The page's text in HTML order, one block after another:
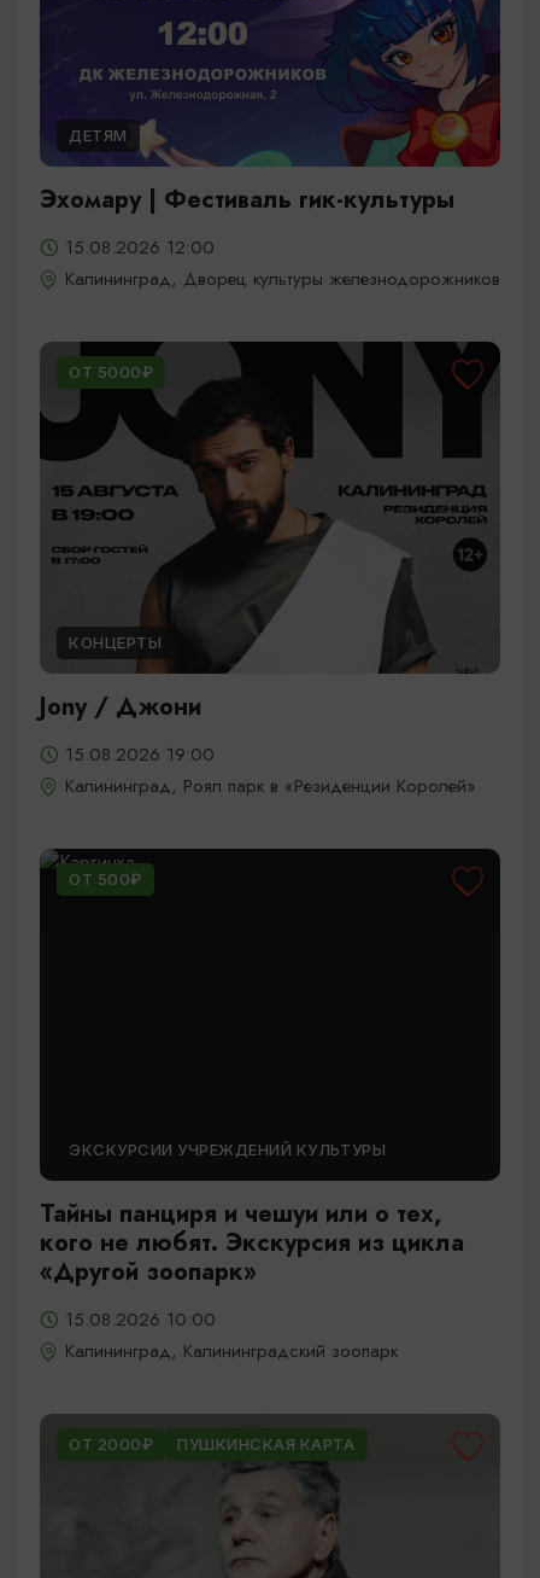
ДЕТЯМ
Эхомару | Фестиваль гик-культуры
15.08.2026 12:00
Калининград, Дворец культуры железнодорожников
ОТ 5000₽
КОНЦЕРТЫ
Jony / Джони
15.08.2026 19:00
Калининград, Роял парк в «Резиденции Королей»
ОТ 500₽
ЭКСКУРСИИ УЧРЕЖДЕНИЙ КУЛЬТУРЫ
Тайны панциря и чешуи или о тех,
кого не любят. Экскурсия из цикла
«Другой зоопарк»
15.08.2026 10:00
Калининград, Калининградский зоопарк
ОТ 2000₽ ПУШКИНСКАЯ КАРТА